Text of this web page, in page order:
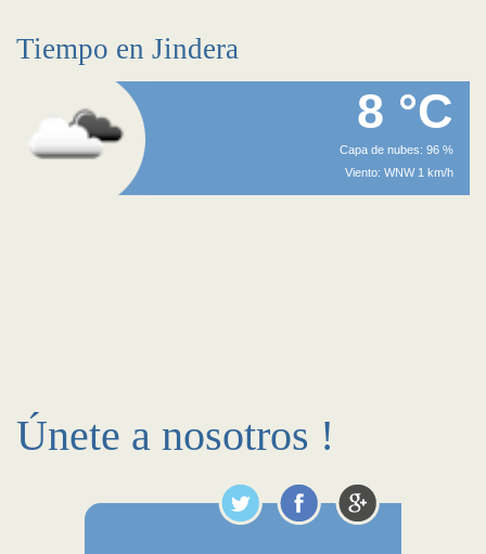
Tiempo en Jindera
8 °C
Capa de nubes: 96 %
Viento: WNW 1 km/h
Únete a nosotros !